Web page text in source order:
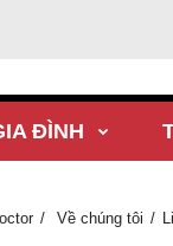
ĐÌNH
Về chúng tôi